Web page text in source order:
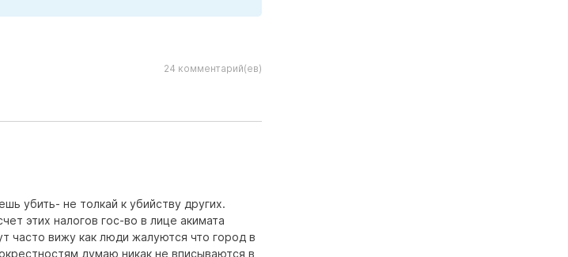
24 комментарий(ев)
убить- не толкай к убийству других.
этих налогов гос-во в лице акимата
часто вижу как люди жалуются что город в
думаю никак не вписываются в